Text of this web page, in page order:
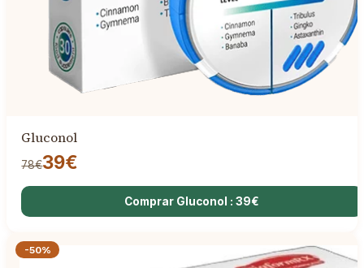
Gluconol
78€39€
Comprar Gluconol : 39€
-50%